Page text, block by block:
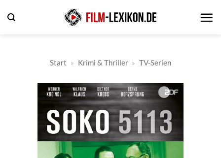
Inhalt
Start » Krimi & Thriller » TV-Serien